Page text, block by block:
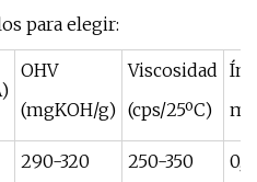
para elegir:
OHV
(mgKOH/g)
Viscosidad
(cps/25ºC)
290-320 250-350